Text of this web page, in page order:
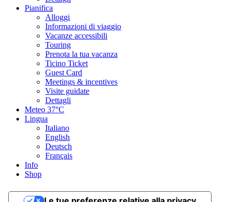
Pianifica
Alloggi
Informazioni di viaggio
Vacanze accessibili
Touring
Prenota la tua vacanza
Ticino Ticket
Guest Card
Meetings & incentives
Visite guidate
Dettagli
Meteo 37°C
Lingua
Italiano
English
Deutsch
Français
Info
Shop